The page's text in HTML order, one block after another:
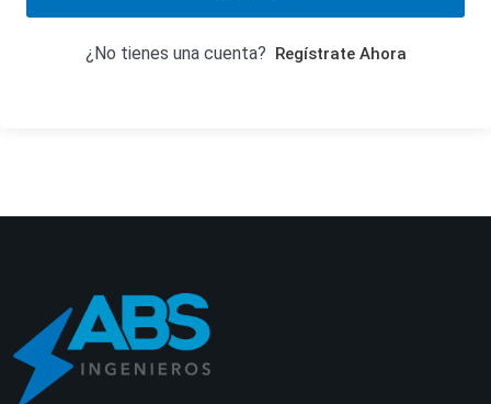
¿No tienes una cuenta? Regístrate Ahora